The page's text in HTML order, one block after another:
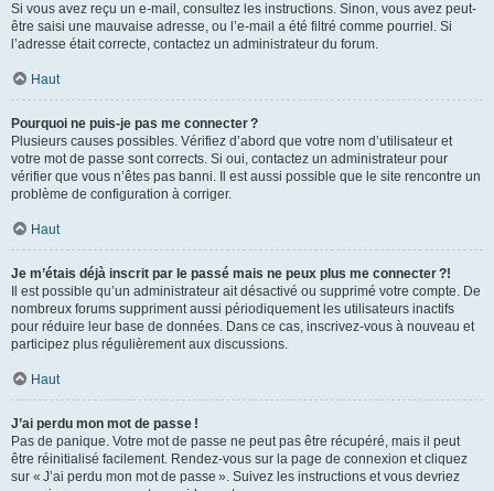
Si vous avez reçu un e-mail, consultez les instructions. Sinon, vous avez peut-
être saisi une mauvaise adresse, ou l’e-mail a été filtré comme pourriel. Si
l’adresse était correcte, contactez un administrateur du forum.
Haut
Pourquoi ne puis-je pas me connecter ?
Plusieurs causes possibles. Vérifiez d’abord que votre nom d’utilisateur et
votre mot de passe sont corrects. Si oui, contactez un administrateur pour
vérifier que vous n’êtes pas banni. Il est aussi possible que le site rencontre un
problème de configuration à corriger.
Haut
Je m’étais déjà inscrit par le passé mais ne peux plus me connecter ?!
Il est possible qu’un administrateur ait désactivé ou supprimé votre compte. De
nombreux forums suppriment aussi périodiquement les utilisateurs inactifs
pour réduire leur base de données. Dans ce cas, inscrivez-vous à nouveau et
participez plus régulièrement aux discussions.
Haut
J’ai perdu mon mot de passe !
Pas de panique. Votre mot de passe ne peut pas être récupéré, mais il peut
être réinitialisé facilement. Rendez-vous sur la page de connexion et cliquez
sur « J’ai perdu mon mot de passe ». Suivez les instructions et vous devriez